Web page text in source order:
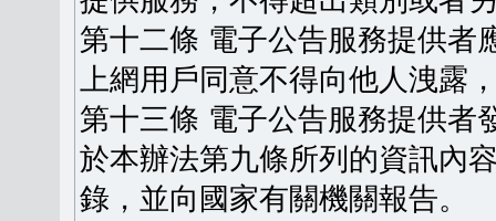
第十二條 電子公告服務提供者
上網用戶同意不得向他人洩露
第十三條 電子公告服務提供者
於本辦法第九條所列的資訊內
錄，並向國家有關機關報告。